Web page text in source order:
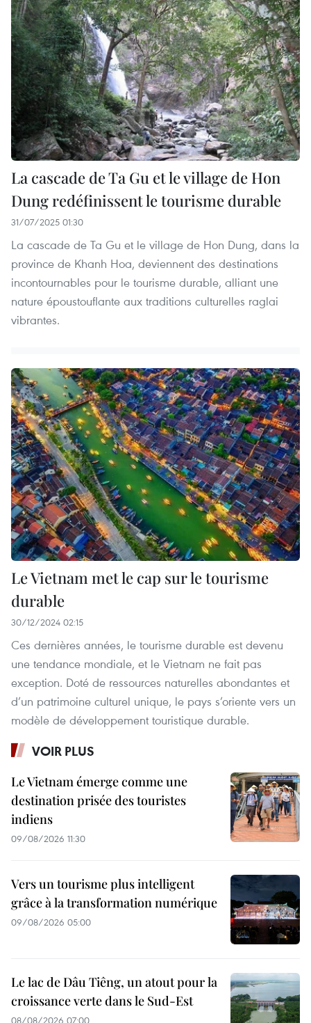
La cascade de Ta Gu et le village de Hon
Dung redéfinissent le tourisme durable
31/07/2025 01:30
La cascade de Ta Gu et le village de Hon Dung, dans la
province de Khanh Hoa, deviennent des destinations
incontournables pour le tourisme durable, alliant une
nature époustouflante aux traditions culturelles raglai
vibrantes.
Le Vietnam met le cap sur le tourisme
durable
30/12/2024 02:15
Ces dernières années, le tourisme durable est devenu
une tendance mondiale, et le Vietnam ne fait pas
exception. Doté de ressources naturelles abondantes et
d’un patrimoine culturel unique, le pays s’oriente vers un
modèle de développement touristique durable.
VOIR PLUS
Le Vietnam émerge comme une
destination prisée des touristes
indiens
09/08/2026 11:30
Vers un tourisme plus intelligent
grâce à la transformation numérique
09/08/2026 05:00
Le lac de Dâu Tiêng, un atout pour la
croissance verte dans le Sud-Est
08/08/2026 07:00